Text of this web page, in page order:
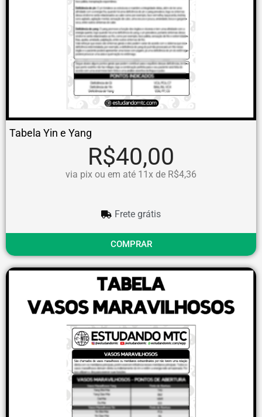
Tabela Yin e Yang
R$40,00
via pix ou em até 11x de R$4,36
Frete grátis
COMPRAR